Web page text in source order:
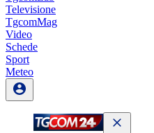
Televisione
TgcomMag
Video
Schede
Sport
Meteo